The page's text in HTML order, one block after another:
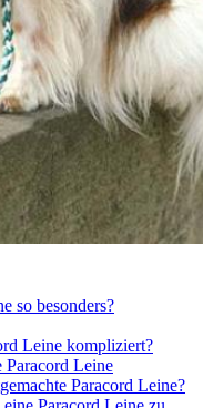
so besonders?
Leine kompliziert?
Leine
Paracord Leine?